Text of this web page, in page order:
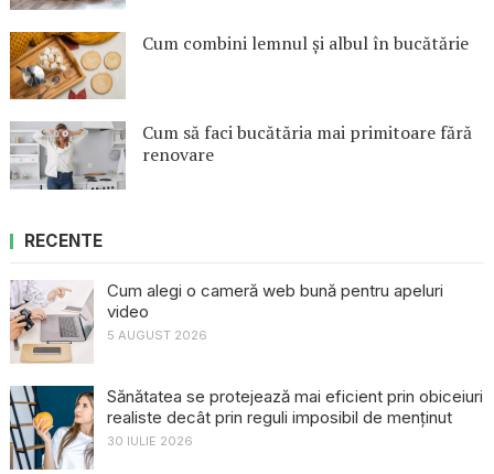
Cum combini lemnul și albul în bucătărie
Cum să faci bucătăria mai primitoare fără
renovare
RECENTE
Cum alegi o cameră web bună pentru apeluri
video
5 AUGUST 2026
Sănătatea se protejează mai eficient prin obiceiuri
realiste decât prin reguli imposibil de menținut
30 IULIE 2026